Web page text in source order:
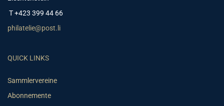
T +423 399 44 66
philatelie@post.li
QUICK LINKS
Sammlervereine
Abonnemente